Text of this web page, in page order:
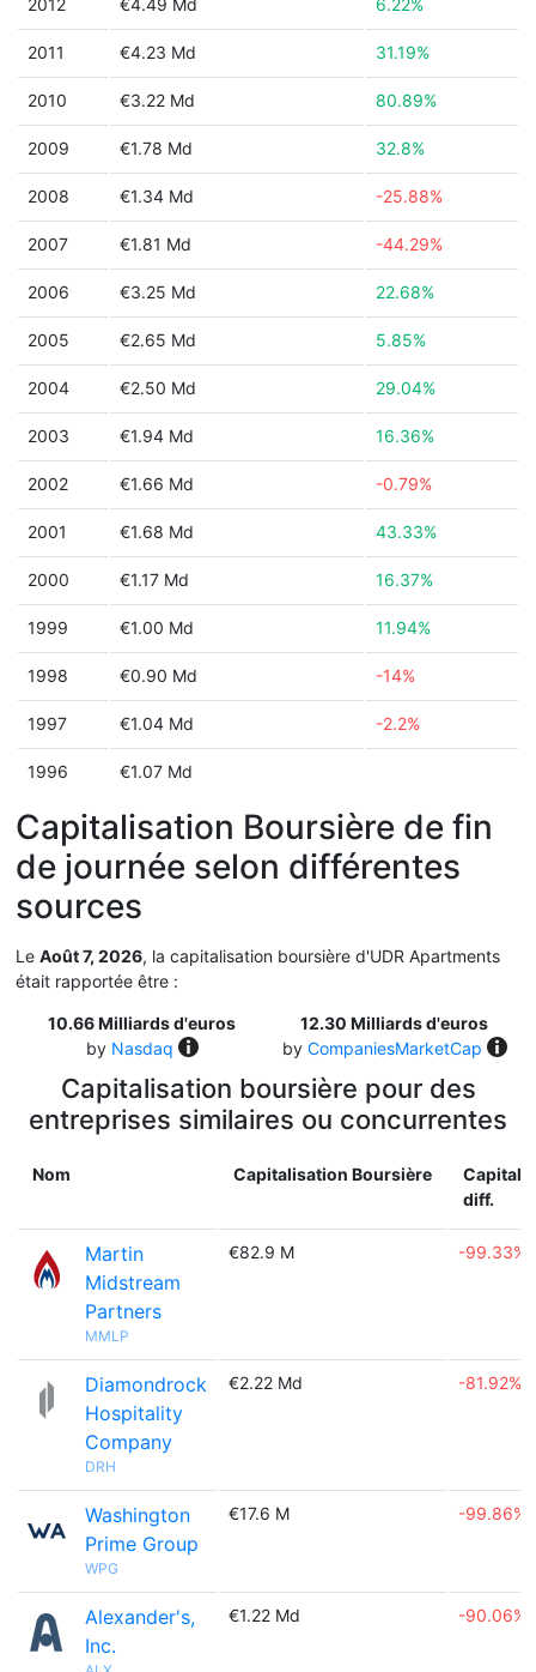
2012 €4.49 Md 6.22%
2011 €4.23 Md 31.19%
2010 €3.22 Md 80.89%
2009 €1.78 Md 32.8%
2008 €1.34 Md -25.88%
2007 €1.81 Md -44.29%
2006 €3.25 Md 22.68%
2005 €2.65 Md 5.85%
2004 €2.50 Md 29.04%
2003 €1.94 Md 16.36%
2002 €1.66 Md -0.79%
2001 €1.68 Md 43.33%
2000 €1.17 Md 16.37%
1999 €1.00 Md 11.94%
1998 €0.90 Md -14%
1997 €1.04 Md -2.2%
1996 €1.07 Md
Capitalisation Boursière de fin
de journée selon différentes
sources
Le Août 7, 2026, la capitalisation boursière d'UDR Apartments
était rapportée être :
10.66 Milliards d'euros
by Nasdaq
12.30 Milliards d'euros
by CompaniesMarketCap
Capitalisation boursière pour des
entreprises similaires ou concurrentes
Nom Capitalisation Boursière
diff.
Martin
Midstream
Partners
MMLP
€82.9 M -99.33%
Diamondrock
Hospitality
Company
DRH
€2.22 Md -81.92%
Washington
Prime Group
WPG
€17.6 M -99.86%
Alexander's,
Inc.
€1.22 Md -90.06%